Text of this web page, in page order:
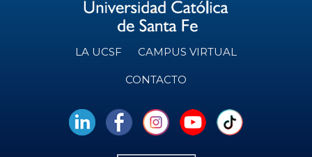
LA UCSF CAMPUS VIRTUAL
CONTACTO